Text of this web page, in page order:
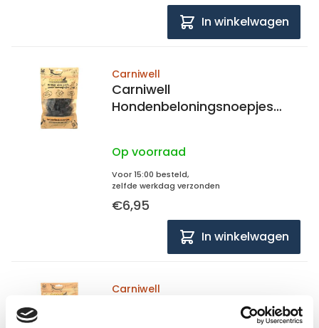
In winkelwagen
Carniwell
Carniwell
Hondenbeloningsnoepjes
Op voorraad
Voor 15:00 besteld,
zelfde werkdag verzonden
€6,95
In winkelwagen
Carniwell
Hondenbeloningssnoepjes